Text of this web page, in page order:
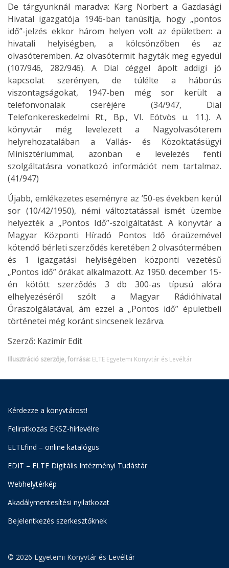
De tárgyunknál maradva: Karg Norbert a Gazdasági
Hivatal igazgatója 1946-ban tanúsítja, hogy „pontos
idő”-jelzés ekkor három helyen volt az épületben: a
hivatali helyiségben, a kölcsönzőben és az
olvasóteremben. Az olvasótermit hagyták meg egyedül
(107/946, 282/946). A Dial céggel ápolt addigi jó
kapcsolat szerényen, de túlélte a háborús
viszontagságokat, 1947-ben még sor került a
telefonvonalak cseréjére (34/947, Dial
Telefonkereskedelmi Rt., Bp., VI. Eötvös u. 11.). A
könyvtár még levelezett a Nagyolvasóterem
helyrehozatalában a Vallás- és Közoktatásügyi
Minisztériummal, azonban e levelezés fenti
szolgáltatásra vonatkozó információt nem tartalmaz.
(41/947)
Újabb, emlékezetes eseményre az ’50-es években kerül
sor (10/42/1950), némi változtatással ismét üzembe
helyezték a „Pontos Idő”-szolgáltatást. A könyvtár a
Magyar Központi Híradó Pontos Idő óraüzemével
kötendő bérleti szerződés keretében 2 olvasótermében
és 1 igazgatási helyiségében központi vezetésű
„Pontos idő” órákat alkalmazott. Az 1950. december 15-
én kötött szerződés 3 db 300-as típusú alóra
elhelyezéséről szólt a Magyar Rádióhivatal
Óraszolgálatával, ám ezzel a „Pontos idő” épületbeli
történetei még koránt sincsenek lezárva.
Szerző: Kazimír Edit
Illusztráció szerzője, forrása: ELTE Egyetemi Könyvtár és Levéltár
Kérdezze a könyvtárost!
Feliratkozás EKSZ-hírlevélre
ELTEfind – online katalógus
EDIT – ELTE Digitális Intézményi Tudástár
Webhelytérkép
Akadálymentesítési nyilatkozat
Bejelentkezés szerkesztőknek
© 2026 Egyetemi Könyvtár és Levéltár